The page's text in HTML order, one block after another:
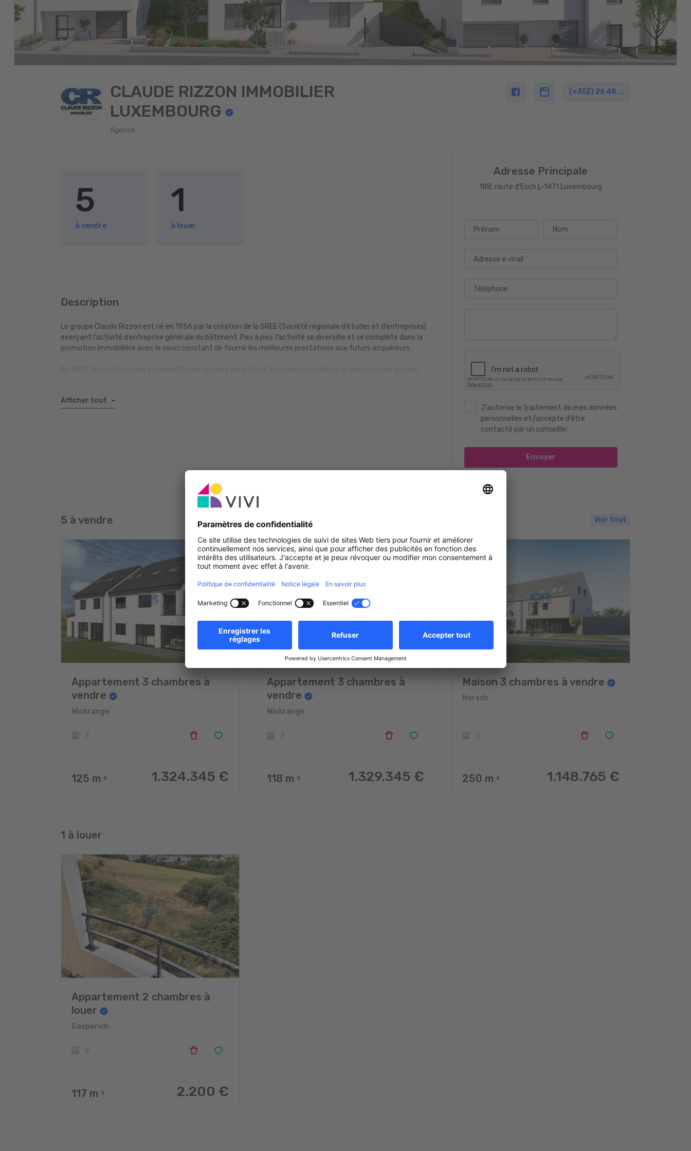
(+352) 26 48 ...
CLAUDE RIZZON IMMOBILIER
LUXEMBOURG
Agence
Adresse Principale
188, route d’Esch L-1471 Luxembourg
Prénom Nom
Adresse e-mail
Téléphone
J'autorise le traitement de mes données
personnelles et j’accepte d’être
contacté par un conseiller.
Envoyer
5
à vendre
1
à louer
Description
Le groupe Claude Rizzon est né en 1956 par la création de la SREE (Société régionale d’études et d’entreprises)
exerçant l’activité d’entreprise générale du bâtiment. Peu à peu, l’activité se diversifie et se complète dans la
promotion immobilière avec le souci constant de fournir les meilleures prestations aux futurs acquéreurs.
livrées au Luxembourg, notre savoir faire et nos compétences nous permettent de poursuivre notre
Afficher tout
5 à vendre Voir tout
Appartement 3 chambres à
vendre
Wickrange
125 m 2 1.324.345 €
Appartement 3 chambres à
vendre
Wickrange
118 m 2 1.329.345 €
Maison 3 chambres à vendre
Mersch
250 m 2 1.148.765 €
1 à louer
Appartement 2 chambres à
louer
Gasperich
117 m 2 2.200 €